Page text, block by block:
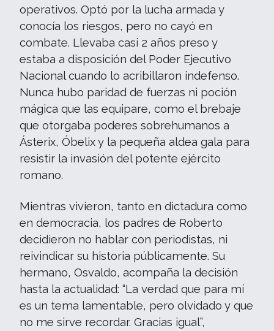
operativos. Optó por la lucha armada y
conocía los riesgos, pero no cayó en
combate. Llevaba casi 2 años preso y
estaba a disposición del Poder Ejecutivo
Nacional cuando lo acribillaron indefenso.
Nunca hubo paridad de fuerzas ni poción
mágica que las equipare, como el brebaje
que otorgaba poderes sobrehumanos a
Ásterix, Óbelix y la pequeña aldea gala para
resistir la invasión del potente ejército
romano.
Mientras vivieron, tanto en dictadura como
en democracia, los padres de Roberto
decidieron no hablar con periodistas, ni
reivindicar su historia públicamente. Su
hermano, Osvaldo, acompaña la decisión
hasta la actualidad: “La verdad que para mí
es un tema lamentable, pero olvidado y que
no me sirve recordar. Gracias igual”,